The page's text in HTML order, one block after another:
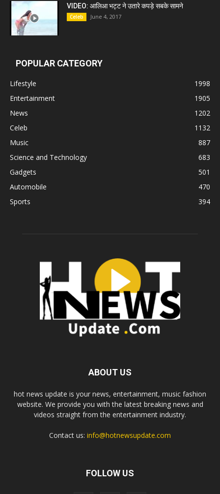
VIDEO: आलिआ भट्ट ने उतारे कपड़े सबके सामने
Celeb June 4, 2017
POPULAR CATEGORY
Lifestyle
1998
Entertainment
1905
News
1202
Celeb
1132
Music
887
Science and Technology
683
Gadgets
501
Automobile
470
Sports
394
ABOUT US
hot news update is your news, entertainment, music fashion
website. We provide you with the latest breaking news and
videos straight from the entertainment industry.
Contact us: info@hotnewsupdate.com
FOLLOW US